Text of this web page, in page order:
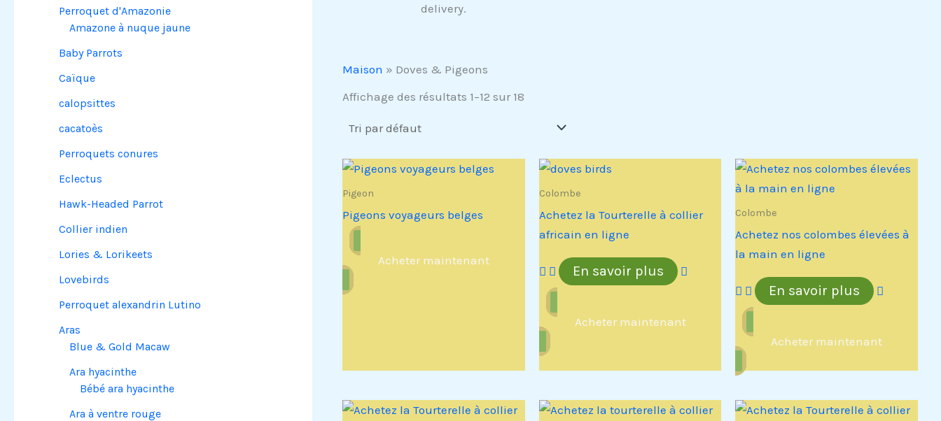
Perroquet d'Amazonie
Amazone à nuque jaune
Baby Parrots
Caïque
calopsittes
cacatoès
Perroquets conures
Eclectus
Hawk-Headed Parrot
Collier indien
Lories & Lorikeets
Lovebirds
Perroquet alexandrin Lutino
Aras
Blue & Gold Macaw
Ara hyacinthe
Bébé ara hyacinthe
Ara à ventre rouge
delivery.
Maison » Doves & Pigeons
Affichage des résultats 1–12 sur 18
Pigeon
Pigeons voyageurs belges
Acheter maintenant
Colombe
Achetez la Tourterelle à collier
africain en ligne
En savoir plus
Acheter maintenant
Colombe
Achetez nos colombes élevées à
la main en ligne
En savoir plus
Acheter maintenant